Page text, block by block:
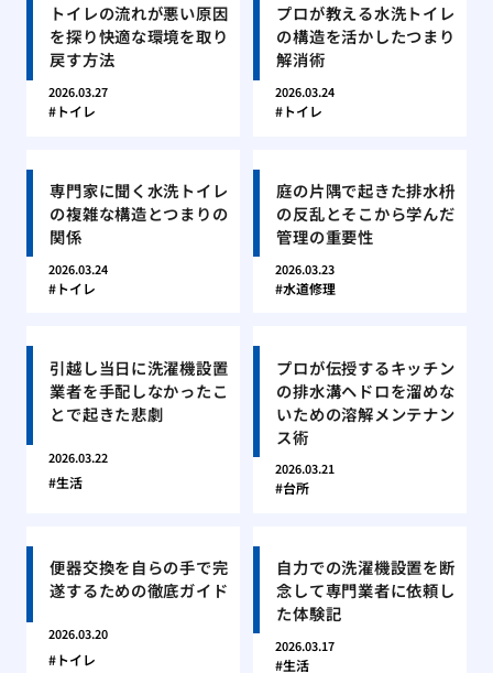
トイレの流れが悪い原因
を探り快適な環境を取り
戻す方法
2026.03.27
トイレ
プロが教える水洗トイレ
の構造を活かしたつまり
解消術
2026.03.24
トイレ
専門家に聞く水洗トイレ
の複雑な構造とつまりの
関係
2026.03.24
トイレ
庭の片隅で起きた排水枡
の反乱とそこから学んだ
管理の重要性
2026.03.23
水道修理
引越し当日に洗濯機設置
業者を手配しなかったこ
とで起きた悲劇
2026.03.22
生活
プロが伝授するキッチン
の排水溝ヘドロを溜めな
いための溶解メンテナン
ス術
2026.03.21
台所
便器交換を自らの手で完
遂するための徹底ガイド
2026.03.20
トイレ
自力での洗濯機設置を断
念して専門業者に依頼し
た体験記
2026.03.17
生活